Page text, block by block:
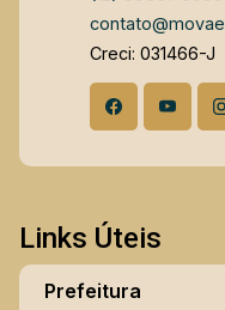
Creci: 031466-J
Links Úteis
Prefeitura